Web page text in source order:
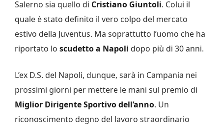
Salerno sia quello di Cristiano Giuntoli. Colui il
quale è stato definito il vero colpo del mercato
estivo della Juventus. Ma soprattutto l’uomo che ha
riportato lo scudetto a Napoli dopo più di 30 anni.
L’ex D.S. del Napoli, dunque, sarà in Campania nei
prossimi giorni per mettere le mani sul premio di
Miglior Dirigente Sportivo dell’anno. Un
riconoscimento degno del lavoro straordinario